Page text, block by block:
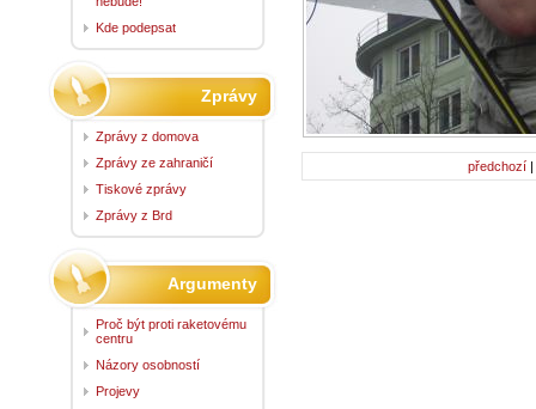
předchozí |
Kde podepsat
Zprávy
Zprávy z domova
Zprávy ze zahraničí
Tiskové zprávy
Zprávy z Brd
Argumenty
Proč být proti raketovému
centru
Názory osobností
Projevy